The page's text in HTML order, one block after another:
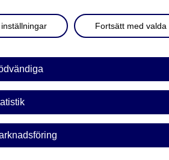
Corporate Netbank
Nordea Corporate
Våra sidor – kundinformation
Företagets Dokument/Signera digitalt
GiroLink
Nordea Bokföring
drömbostad dyker upp.
är vi snabbast på
du kan låna och
Fortsätt med valda